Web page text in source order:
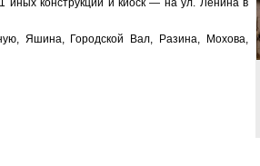
иных конструкций и киоск — на ул. Ленина в
Яшина, Городской Вал, Разина, Мохова,